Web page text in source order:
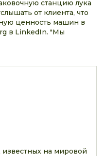
станцию лука
от клиента, что
ценность машин в
в LinkedIn. "Мы
известных на мировой